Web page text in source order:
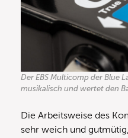
Der EBS Multicomp der Blue
musikalisch und wertet den
Die Arbeitsweise des
sehr weich und